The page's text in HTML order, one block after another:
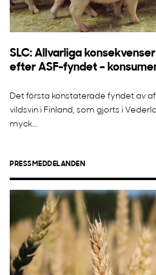
SLC: Allvarliga
efter ASF-fyndet –
Det första konstaterade fyndet av
vildsvin i Finland, som gjorts i
myck...
PRESSMEDDELANDEN